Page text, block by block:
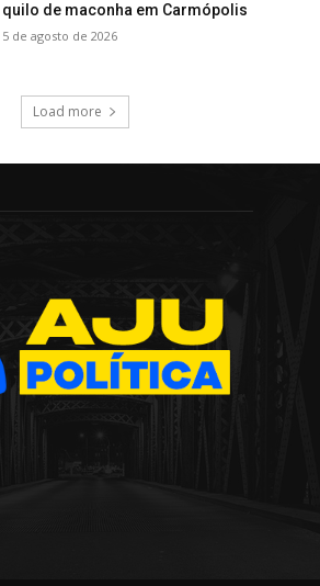
quilo de maconha em Carmópolis
5 de agosto de 2026
Load more